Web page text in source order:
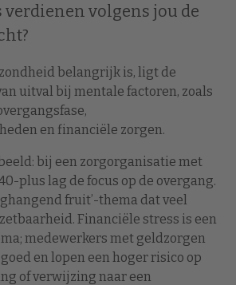
verdienen volgens jou de
belangrijk is, ligt de
uitval bij mentale factoren, zoals
en financiële zorgen.
bij een zorgorganisatie met
plus lag de focus op de overgang.
fruit’-thema dat veel
Financiële stress is een
medewerkers met geldzorgen
en lopen een hoger risico op
of verwijzing naar een